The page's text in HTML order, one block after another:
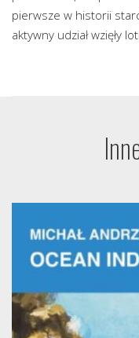
pierwsze w historii
aktywny udział wzięły